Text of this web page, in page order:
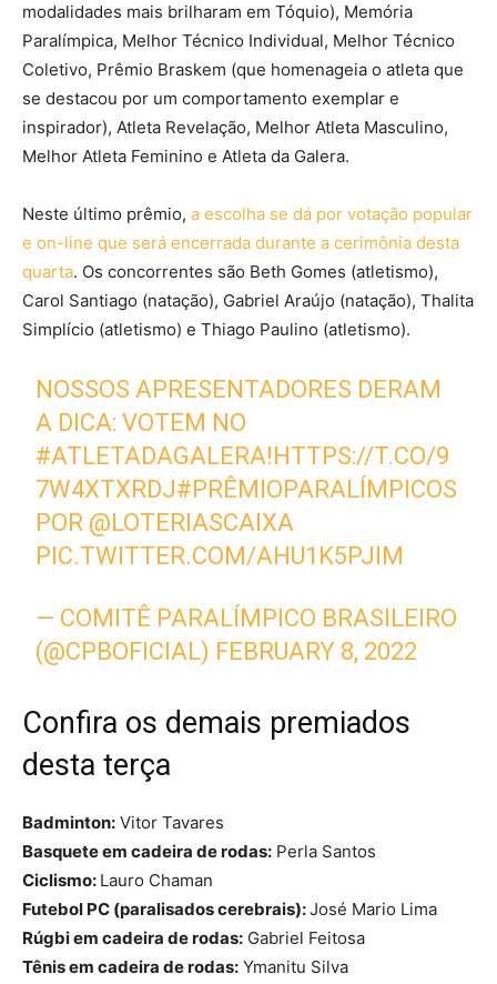
modalidades mais brilharam em Tóquio), Memória
Paralímpica, Melhor Técnico Individual, Melhor Técnico
Coletivo, Prêmio Braskem (que homenageia o atleta que
se destacou por um comportamento exemplar e
inspirador), Atleta Revelação, Melhor Atleta Masculino,
Melhor Atleta Feminino e Atleta da Galera.
Neste último prêmio, a escolha se dá por votação popular
e on-line que será encerrada durante a cerimônia desta
quarta. Os concorrentes são Beth Gomes (atletismo),
Carol Santiago (natação), Gabriel Araújo (natação), Thalita
Simplício (atletismo) e Thiago Paulino (atletismo).
NOSSOS APRESENTADORES DERAM
A DICA: VOTEM NO
#ATLETADAGALERA! HTTPS://T.CO/9
7W4XTXRDJ#PRÊMIOPARALÍMPICOS
POR @LOTERIASCAIXA
PIC.TWITTER.COM/AHU1K5PJIM
— COMITÊ PARALÍMPICO BRASILEIRO
(@CPBOFICIAL) FEBRUARY 8, 2022
Confira os demais premiados
desta terça
Badminton: Vitor Tavares
Basquete em cadeira de rodas: Perla Santos
Ciclismo: Lauro Chaman
Futebol PC (paralisados cerebrais):José Mario Lima
Rúgbi em cadeira de rodas: Gabriel Feitosa
Tênis em cadeira de rodas: Ymanitu Silva